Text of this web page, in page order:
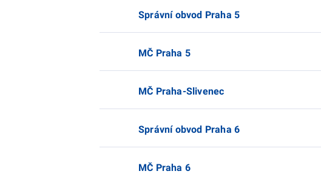
Správní obvod Praha 5
MČ Praha 5
MČ Praha-Slivenec
Správní obvod Praha 6
MČ Praha 6